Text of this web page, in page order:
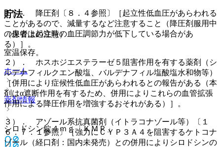
貯法
（保管上の注意）
室温保存。
ホーム
薬剤情報
シロドシン錠４ｍｇ「ＫＭＰ」
１）． 降圧剤〔８．４参照〕［起立性低血圧があらわれる
ことがあるので、減量するなど注意すること（降圧剤服用中
の患者は起立時の血圧調節力が低下している場合があ
る）］。
２）． ホスホジエステラーゼ５阻害作用を有する薬剤（シ
ルデナフィルクエン酸塩、バルデナフィル塩酸塩水和物等）
［併用により症候性低血圧があらわれるとの報告がある（本
剤はα遮断作用を有するため、併用によりこれらの血管拡張
作用による降圧作用を増強するおそれがある）］。
３）． アゾール系抗真菌剤（イトラコナゾール等）〔１
６．７．１参照〕［強力にＣＹＰ３Ａ４を阻害するケトコナ
ゾール（経口剤：国内未発売）との併用によりシロドシンの